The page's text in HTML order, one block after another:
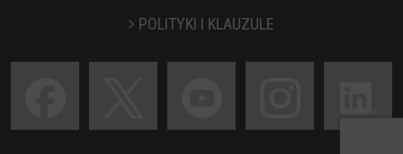
POLITYKI I KLAUZULE